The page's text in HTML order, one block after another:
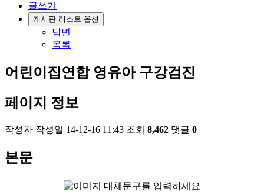
글쓰기
게시판 리스트 옵션
답변
목록
어린이집연합 영유아 구강검진
페이지 정보
작성자 작성일 14-12-16 11:43 조회 8,462 댓글 0
본문